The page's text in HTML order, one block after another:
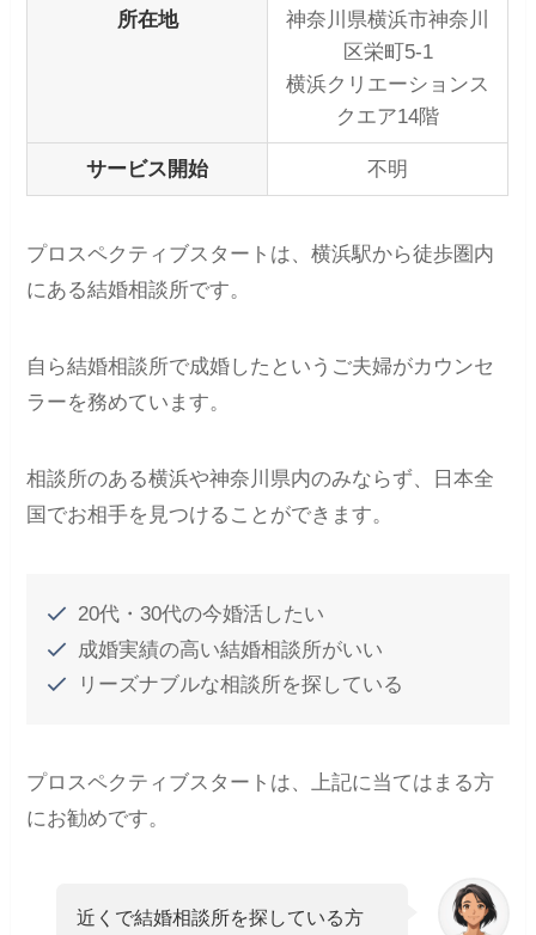
所在地
神奈川県横浜市神奈川
区栄町5-1
横浜クリエーションス
クエア14階
サービス開始 不明
プロスペクティブスタートは、横浜駅から徒歩圏内
にある結婚相談所です。
自ら結婚相談所で成婚したというご夫婦がカウンセ
ラーを務めています。
相談所のある横浜や神奈川県内のみならず、日本全
国でお相手を見つけることができます。
20代・30代の今婚活したい
成婚実績の高い結婚相談所がいい
リーズナブルな相談所を探している
プロスペクティブスタートは、上記に当てはまる方
にお勧めです。
近くで結婚相談所を探している方